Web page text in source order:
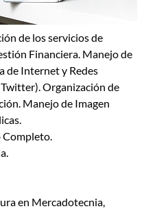
de los servicios de
Financiera. Manejo de
de Internet y Redes
Organización de
Manejo de Imagen
Completo.
en Mercadotecnia,